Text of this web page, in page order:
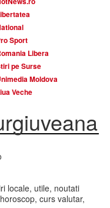
Sport
Libera
pe Surse
Moldova
Veche
locale, utile, noutati
curs valutar,